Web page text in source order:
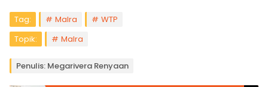
Tag: Malra
WTP
Topik:
Malra
Penulis: Megarivera Renyaan